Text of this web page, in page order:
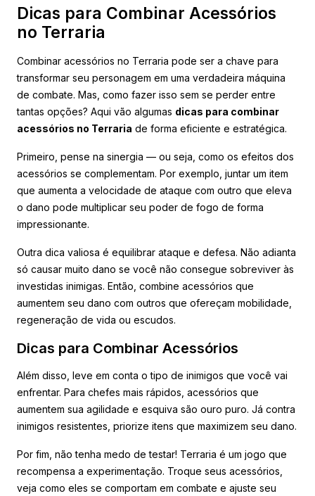
Dicas para Combinar Acessórios
no Terraria
Combinar acessórios no Terraria pode ser a chave para
transformar seu personagem em uma verdadeira máquina
de combate. Mas, como fazer isso sem se perder entre
tantas opções? Aqui vão algumas dicas para combinar
acessórios no Terraria de forma eficiente e estratégica.
Primeiro, pense na sinergia — ou seja, como os efeitos dos
acessórios se complementam. Por exemplo, juntar um item
que aumenta a velocidade de ataque com outro que eleva
o dano pode multiplicar seu poder de fogo de forma
impressionante.
Outra dica valiosa é equilibrar ataque e defesa. Não adianta
só causar muito dano se você não consegue sobreviver às
investidas inimigas. Então, combine acessórios que
aumentem seu dano com outros que ofereçam mobilidade,
regeneração de vida ou escudos.
Dicas para Combinar Acessórios
Além disso, leve em conta o tipo de inimigos que você vai
enfrentar. Para chefes mais rápidos, acessórios que
aumentem sua agilidade e esquiva são ouro puro. Já contra
inimigos resistentes, priorize itens que maximizem seu dano.
Por fim, não tenha medo de testar! Terraria é um jogo que
recompensa a experimentação. Troque seus acessórios,
veja como eles se comportam em combate e ajuste seu